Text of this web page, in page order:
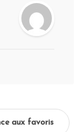
aux favoris